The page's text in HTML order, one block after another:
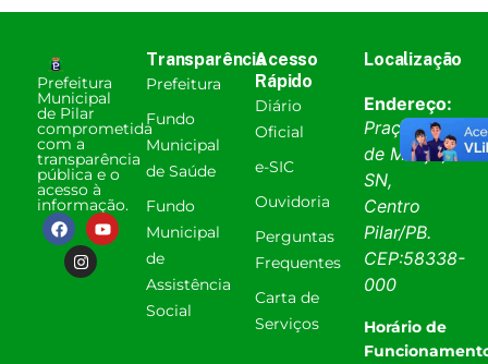
Prefeitura
Municipal
de Pilar
comprometida
com a
transparência
pública e o
acesso à
informação.
Transparência
Prefeitura
Fundo
Municipal
de Saúde
Fundo
Municipal
de
Assistência
Social
Acesso
Rápido
Diário
Oficial
e-SIC
Ouvidoria
Perguntas
Frequentes
Carta de
Serviços
Localização
Endereço:
Praça 31
de Março,
SN,
Centro
Pilar/PB.
CEP:58338-
000
Horário de